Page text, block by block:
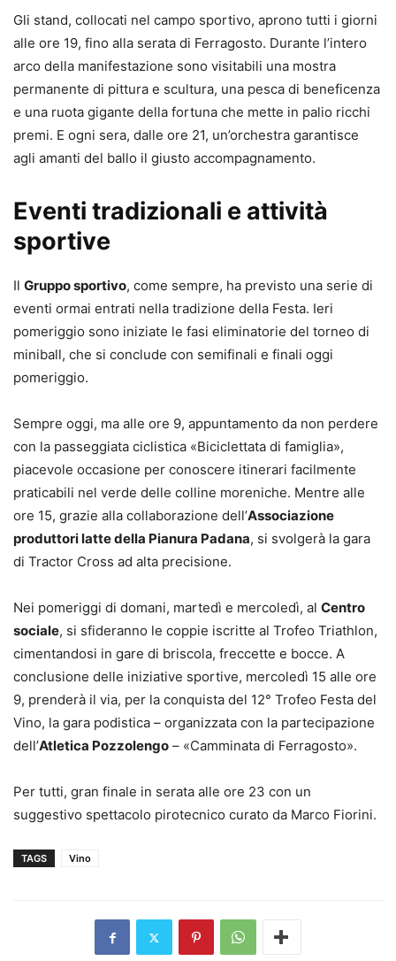
Gli stand, collocati nel campo sportivo, aprono tutti i giorni
alle ore 19, fino alla serata di Ferragosto. Durante l’intero
arco della manifestazione sono visitabili una mostra
permanente di pittura e scultura, una pesca di beneficenza
e una ruota gigante della fortuna che mette in palio ricchi
premi. E ogni sera, dalle ore 21, un’orchestra garantisce
agli amanti del ballo il giusto accompagnamento.
Eventi tradizionali e attività
sportive
Il Gruppo sportivo, come sempre, ha previsto una serie di
eventi ormai entrati nella tradizione della Festa. Ieri
pomeriggio sono iniziate le fasi eliminatorie del torneo di
miniball, che si conclude con semifinali e finali oggi
pomeriggio.
Sempre oggi, ma alle ore 9, appuntamento da non perdere
con la passeggiata ciclistica «Biciclettata di famiglia»,
piacevole occasione per conoscere itinerari facilmente
praticabili nel verde delle colline moreniche. Mentre alle
ore 15, grazie alla collaborazione dell’Associazione
produttori latte della Pianura Padana, si svolgerà la gara
di Tractor Cross ad alta precisione.
Nei pomeriggi di domani, martedì e mercoledì, al Centro
sociale, si sfideranno le coppie iscritte al Trofeo Triathlon,
cimentandosi in gare di briscola, freccette e bocce. A
conclusione delle iniziative sportive, mercoledì 15 alle ore
9, prenderà il via, per la conquista del 12° Trofeo Festa del
Vino, la gara podistica – organizzata con la partecipazione
dell’Atletica Pozzolengo – «Camminata di Ferragosto».
Per tutti, gran finale in serata alle ore 23 con un
suggestivo spettacolo pirotecnico curato da Marco Fiorini.
TAGS Vino